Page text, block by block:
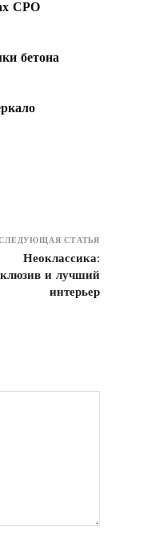
СРО
бетона
СТАТЬЯ
Неоклассика:
и лучший
интерьер